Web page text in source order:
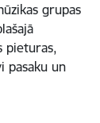
grupas
pieturas,
pasaku un